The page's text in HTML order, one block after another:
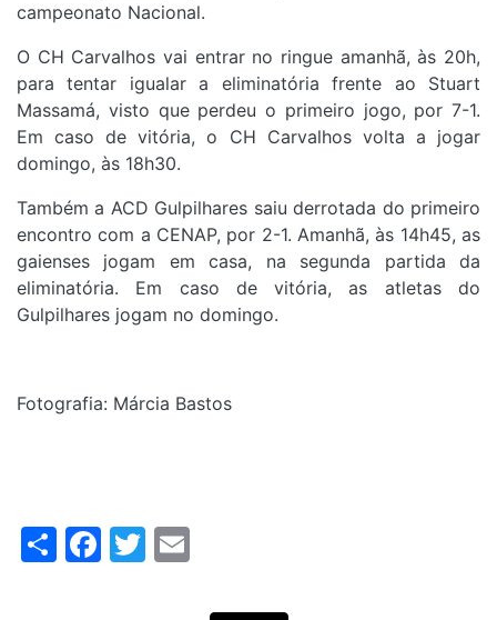
campeonato Nacional.
O CH Carvalhos vai entrar no ringue amanhã, às 20h,
para tentar igualar a eliminatória frente ao Stuart
Massamá, visto que perdeu o primeiro jogo, por 7-1.
Em caso de vitória, o CH Carvalhos volta a jogar
domingo, às 18h30.
Também a ACD Gulpilhares saiu derrotada do primeiro
encontro com a CENAP, por 2-1. Amanhã, às 14h45, as
gaienses jogam em casa, na segunda partida da
eliminatória. Em caso de vitória, as atletas do
Gulpilhares jogam no domingo.
Fotografia: Márcia Bastos
ShareFacebook
Twitter